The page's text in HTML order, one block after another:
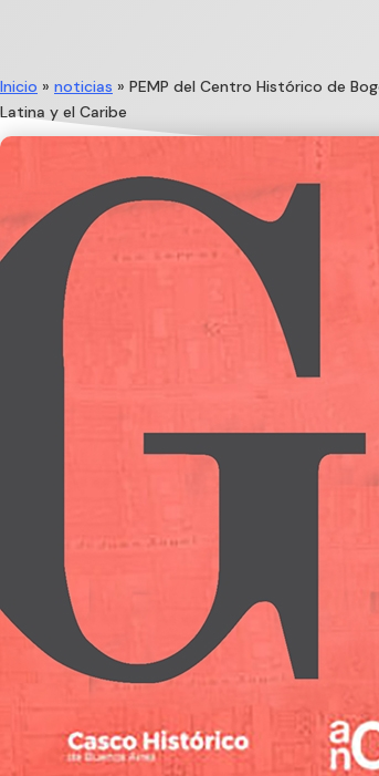
Inicio » noticias » PEMP del Centro Histórico de
Latina y el Caribe